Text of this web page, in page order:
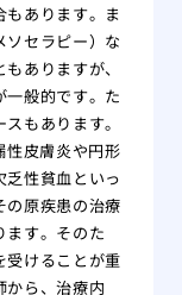
もあります。ま
ソセラピー）な
ありますが、
一般的です。た
もあります。
性皮膚炎や円形
性貧血といっ
の原疾患の治療
ます。そのた
受けることが重
から、治療内